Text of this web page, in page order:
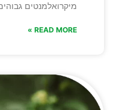
מיקרואלמנטים
READ MORE »